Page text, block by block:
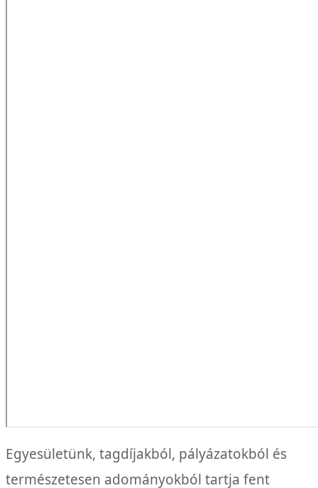
Egyesületünk, tagdíjakból, pályázatokból és
természetesen adományokból tartja fent